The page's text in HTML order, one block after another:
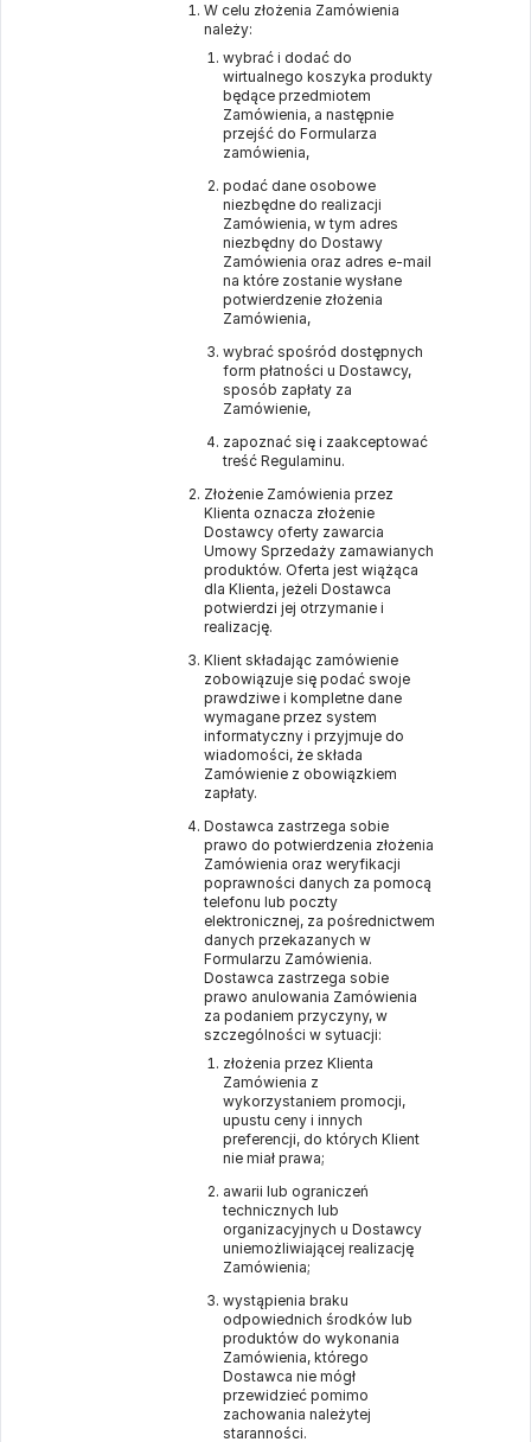
W celu złożenia Zamówienia
należy:
wybrać i dodać do
wirtualnego koszyka produkty
będące przedmiotem
Zamówienia, a następnie
przejść do Formularza
zamówienia,
podać dane osobowe
niezbędne do realizacji
Zamówienia, w tym adres
niezbędny do Dostawy
Zamówienia oraz adres e-mail
na które zostanie wysłane
potwierdzenie złożenia
Zamówienia,
wybrać spośród dostępnych
form płatności u Dostawcy,
sposób zapłaty za
Zamówienie,
zapoznać się i zaakceptować
treść Regulaminu.
Złożenie Zamówienia przez
Klienta oznacza złożenie
Dostawcy oferty zawarcia
Umowy Sprzedaży zamawianych
produktów. Oferta jest wiążąca
dla Klienta, jeżeli Dostawca
potwierdzi jej otrzymanie i
realizację.
Klient składając zamówienie
zobowiązuje się podać swoje
prawdziwe i kompletne dane
wymagane przez system
informatyczny i przyjmuje do
wiadomości, że składa
Zamówienie z obowiązkiem
zapłaty.
Dostawca zastrzega sobie
prawo do potwierdzenia złożenia
Zamówienia oraz weryfikacji
poprawności danych za pomocą
telefonu lub poczty
elektronicznej, za pośrednictwem
danych przekazanych w
Formularzu Zamówienia.
Dostawca zastrzega sobie
prawo anulowania Zamówienia
za podaniem przyczyny, w
szczególności w sytuacji:
złożenia przez Klienta
Zamówienia z
wykorzystaniem promocji,
upustu ceny i innych
preferencji, do których Klient
nie miał prawa;
awarii lub ograniczeń
technicznych lub
organizacyjnych u Dostawcy
uniemożliwiającej realizację
Zamówienia;
wystąpienia braku
odpowiednich środków lub
produktów do wykonania
Zamówienia, którego
Dostawca nie mógł
przewidzieć pomimo
zachowania należytej
staranności.